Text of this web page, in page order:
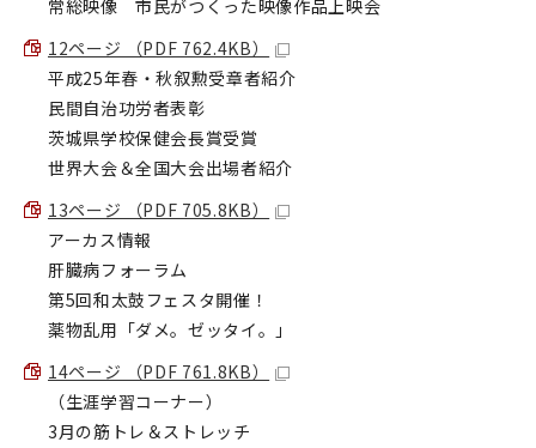
常総映像 市民がつくった映像作品上映会
12ページ （PDF 762.4KB）
平成25年春・秋叙勲受章者紹介
民間自治功労者表彰
茨城県学校保健会長賞受賞
世界大会＆全国大会出場者紹介
13ページ （PDF 705.8KB）
アーカス情報
肝臓病フォーラム
第5回和太鼓フェスタ開催！
薬物乱用「ダメ。ゼッタイ。」
14ページ （PDF 761.8KB）
（生涯学習コーナー）
3月の筋トレ＆ストレッチ